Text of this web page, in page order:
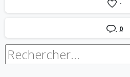
-
0
Rechercher :